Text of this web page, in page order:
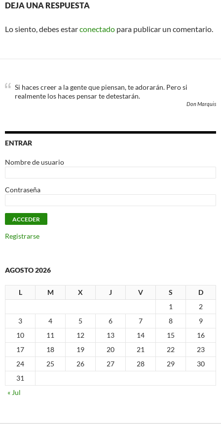
DEJA UNA RESPUESTA
Lo siento, debes estarconectado para publicar un comentario.
Si haces creer a la gente que piensan, te adorarán. Pero si
realmente los haces pensar te detestarán.
Don Marquis
ENTRAR
Nombre de usuario
Contraseña
Registrarse
AGOSTO 2026
L M X J V S
D
1
2
3
4 5 6 7 8
9
10
11 12 13 14 15
16
17
18 19 20 21 22
23
24
25 26 27 28 29
30
31
« Jul